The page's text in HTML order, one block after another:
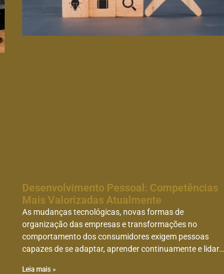
Desenvolvimento Pessoal: Competências
Mais Valorizadas Atualmente
As mudanças tecnológicas, novas formas de
organização das empresas e transformações no
comportamento dos consumidores exigem pessoas
capazes de se adaptar, aprender continuamente e lidar…
Leia mais »